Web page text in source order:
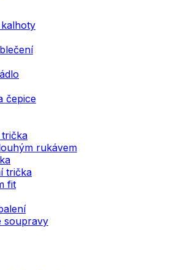
čepice
trička
rukávem
trička
fit
soupravy